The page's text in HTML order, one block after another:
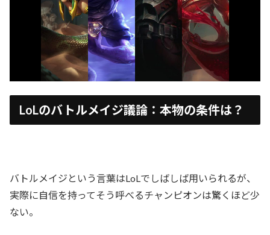
LoLのバトルメイジ議論：本物の条件は？
バトルメイジという言葉はLoLでしばしば用いられるが、
実際に自信を持ってそう呼べるチャンピオンは驚くほど少
ない。